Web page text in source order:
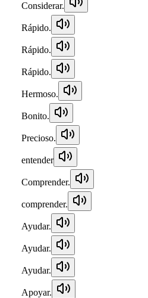
Considerar.
Rápido.
Rápido.
Rápido.
Hermoso.
Bonito.
Precioso.
entender
Comprender.
comprender.
Ayudar.
Ayudar.
Ayudar.
Apoyar.